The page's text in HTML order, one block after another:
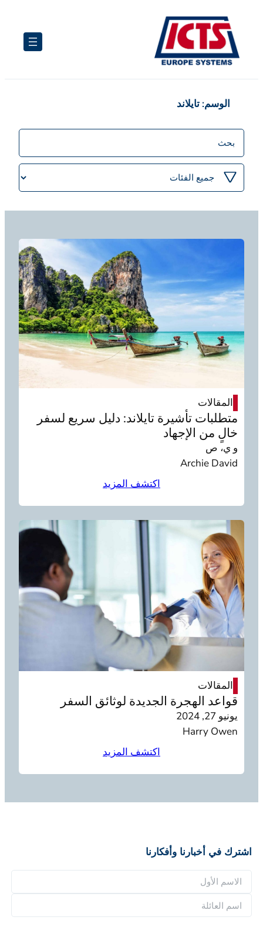
المحتوى
الوسم: تايلاند
منشورات
البحث
تصفية
حسب
المقالات
متطلبات تأشيرة تايلاند: دليل سريع لسفر
خالٍ من الإجهاد
و ي، ص
Archie David
اكتشف المزيد
المقالات
قواعد الهجرة الجديدة لوثائق السفر
يونيو 27, 2024
Harry Owen
اكتشف المزيد
اشترك في أخبارنا وأفكارنا
ل
ل